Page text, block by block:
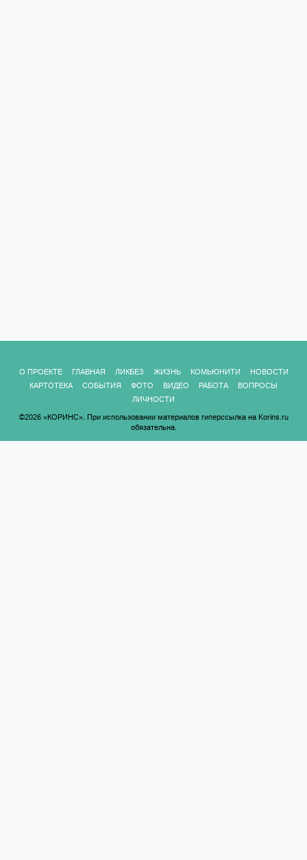
О ПРОЕКТЕ ГЛАВНАЯ ЛИКБЕЗ ЖИЗНЬ КОМЬЮНИТИ
НОВОСТИ
КАРТОТЕКА
СОБЫТИЯ ФОТО ВИДЕО РАБОТА
ВОПРОСЫ
ЛИЧНОСТИ
©2026 «КОРИНС». При использовании материалов гиперссылка на Korins.ru
обязательна.